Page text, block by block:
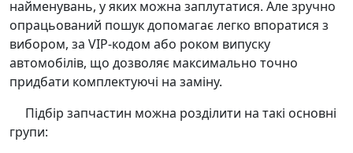
найменувань, у яких можна заплутатися. Але зручно
опрацьований пошук допомагає легко впоратися з
вибором, за VIP-кодом або роком випуску
автомобілів, що дозволяє максимально точно
придбати комплектуючі на заміну.
Підбір запчастин можна розділити на такі основні
групи: